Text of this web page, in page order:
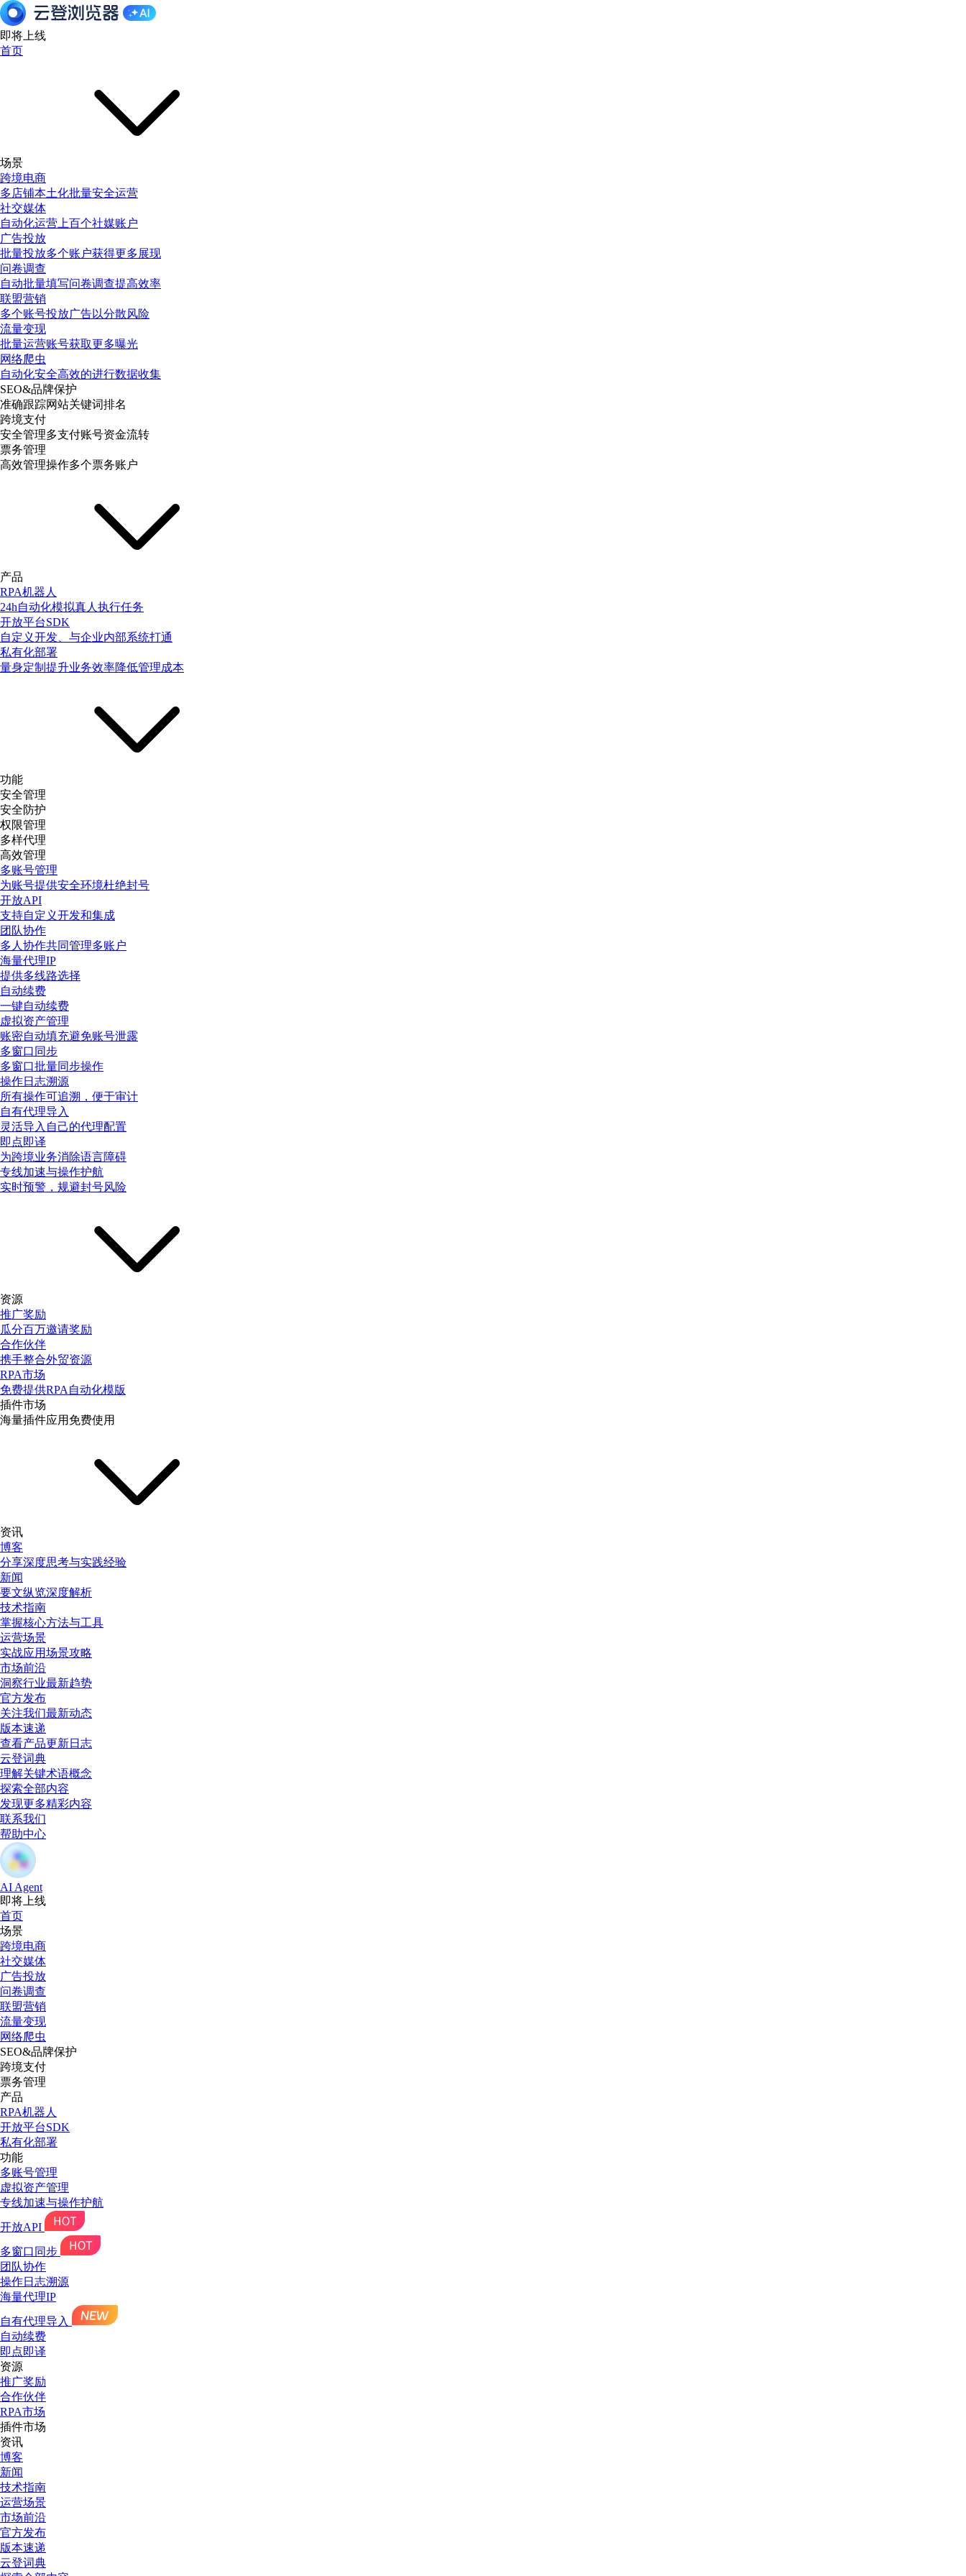
即将上线
首页
场景
跨境电商
多店铺本土化批量安全运营
社交媒体
自动化运营上百个社媒账户
广告投放
批量投放多个账户获得更多展现
问卷调查
自动批量填写问卷调查提高效率
联盟营销
多个账号投放广告以分散风险
流量变现
批量运营账号获取更多曝光
网络爬虫
自动化安全高效的进行数据收集
SEO&品牌保护
准确跟踪网站关键词排名
跨境支付
安全管理多支付账号资金流转
票务管理
高效管理操作多个票务账户
产品
RPA机器人
24h自动化模拟真人执行任务
开放平台SDK
自定义开发、与企业内部系统打通
私有化部署
量身定制提升业务效率降低管理成本
功能
安全管理
安全防护
权限管理
多样代理
高效管理
多账号管理
为账号提供安全环境杜绝封号
开放API
支持自定义开发和集成
团队协作
多人协作共同管理多账户
海量代理IP
提供多线路选择
自动续费
一键自动续费
虚拟资产管理
账密自动填充避免账号泄露
多窗口同步
多窗口批量同步操作
操作日志溯源
所有操作可追溯，便于审计
自有代理导入
灵活导入自己的代理配置
即点即译
为跨境业务消除语言障碍
专线加速与操作护航
实时预警，规避封号风险
资源
推广奖励
瓜分百万邀请奖励
合作伙伴
携手整合外贸资源
RPA市场
免费提供RPA自动化模版
插件市场
海量插件应用免费使用
资讯
博客
分享深度思考与实践经验
新闻
要文纵览深度解析
技术指南
掌握核心方法与工具
运营场景
实战应用场景攻略
市场前沿
洞察行业最新趋势
官方发布
关注我们最新动态
版本速递
查看产品更新日志
云登词典
理解关键术语概念
探索全部内容
发现更多精彩内容
联系我们
帮助中心
AI Agent
即将上线
首页
场景
跨境电商
社交媒体
广告投放
问卷调查
联盟营销
流量变现
网络爬虫
SEO&品牌保护
跨境支付
票务管理
产品
RPA机器人
开放平台SDK
私有化部署
功能
多账号管理
虚拟资产管理
专线加速与操作护航
开放API
多窗口同步
团队协作
操作日志溯源
海量代理IP
自有代理导入
自动续费
即点即译
资源
推广奖励
合作伙伴
RPA市场
插件市场
资讯
博客
新闻
技术指南
运营场景
市场前沿
官方发布
版本速递
云登词典